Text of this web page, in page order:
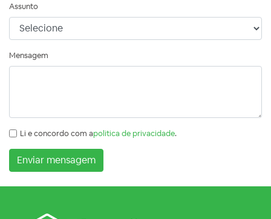
Assunto
Mensagem
Li e concordo com apolitica de privacidade.
Enviar mensagem